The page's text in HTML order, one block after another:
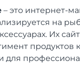
– это интернет-
на
Их
продуктов
для